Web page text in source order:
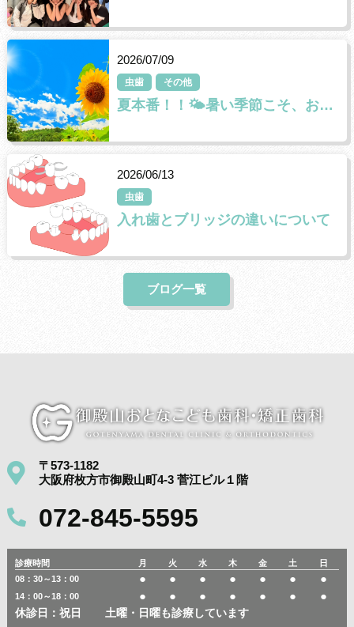
2026/07/09
虫歯 その他
夏本番！！🌤暑い季節こそ、お口の健康にも気を配りましょう
2026/06/13
虫歯
入れ歯とブリッジの違いについて
ブログ一覧
〒573-1182
大阪府枚方市御殿山町4-3 菅江ビル１階
072-845-5595
診療時間 月 火 水 木 金 土
日
08：30～13：00
● ● ● ● ● ● ●
14：00～18：00 ● ● ● ● ● ● ●
休診日：祝日 土曜・日曜も診療しています